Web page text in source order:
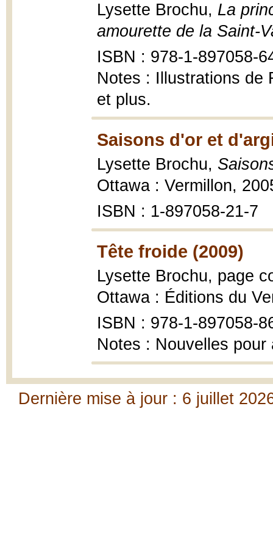
Lysette Brochu, La
amourette de la Saint-
ISBN : 978-1-897058-
Notes : Illustrations de
et plus.
Saisons d'or et
Lysette Brochu,
Ottawa : Vermillon,
ISBN : 1-897058-21-7
Tête froide (2009)
Lysette Brochu, page
Ottawa : Éditions du
ISBN : 978-1-897058-
Notes : Nouvelles
Dernière mise à jour : 6 juillet